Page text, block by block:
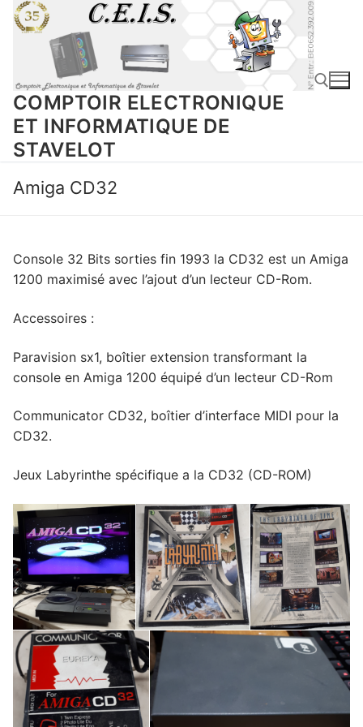
Aller
COMPTOIR ELECTRONIQUE
ET INFORMATIQUE DE
STAVELOT
Amiga CD32
Console 32 Bits sorties fin 1993 la CD32 est un Amiga
1200 maximisé avec l’ajout d’un lecteur CD-Rom.
Accessoires :
Paravision sx1, boîtier extension transformant la
console en Amiga 1200 équipé d’un lecteur CD-Rom
Communicator CD32, boîtier d’interface MIDI pour la
CD32.
Jeux Labyrinthe spécifique a la CD32 (CD-ROM)